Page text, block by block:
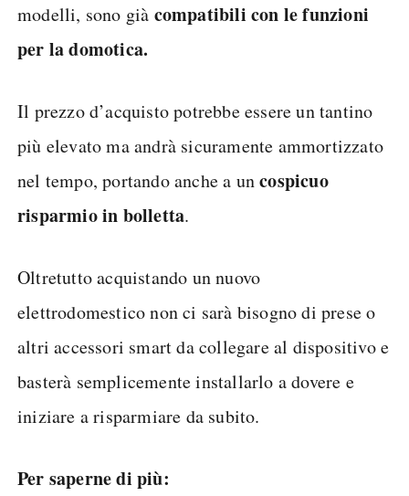
modelli, sono già compatibili con le funzioni
per la domotica.
Il prezzo d’acquisto potrebbe essere un tantino
più elevato ma andrà sicuramente ammortizzato
nel tempo, portando anche a uncospicuo
risparmio in bolletta.
Oltretutto acquistando un nuovo
elettrodomestico non ci sarà bisogno di prese o
altri accessori smart da collegare al dispositivo e
basterà semplicemente installarlo a dovere e
iniziare a risparmiare da subito.
Per saperne di più: